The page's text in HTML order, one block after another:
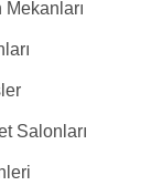
Salonları